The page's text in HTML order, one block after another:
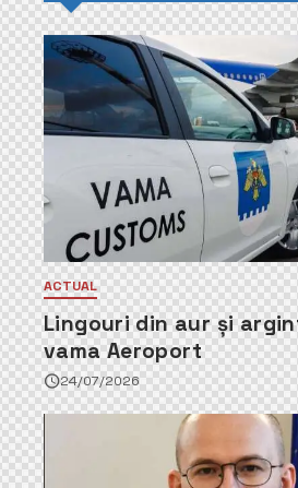
ACTUAL
Lingouri din aur și
vama Aeroport
24/07/2026